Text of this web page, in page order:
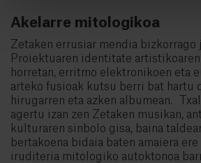
Akelarre mitologikoa
Zetaken errusiar mendia bizkorrago
Proiektuaren identitate
horretan, erritmo elektronikoen eta
arteko fusioak kutsu berri bat hartu
hirugarren eta azken albumean.
agertu izan zen Zetaken musikan,
kulturaren sinbolo gisa, baina
bertakoena bidaia baten amaiera ere
iruditeria mitologiko autoktonoa